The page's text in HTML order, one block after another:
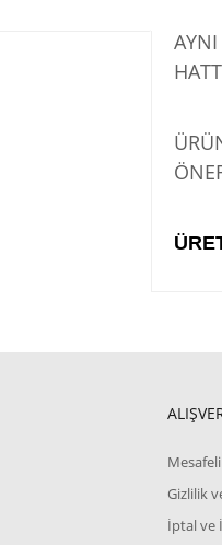
AYNI
Gizlilik
İptal ve